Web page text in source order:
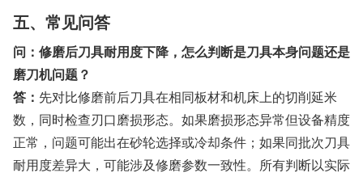
五、常见问答
问：修磨后刀具耐用度下降，怎么判断是刀具本身问题还是
磨刀机问题？
答： 先对比修磨前后刀具在相同板材和机床上的切削延米
数，同时检查刃口磨损形态。如果磨损形态异常但设备精度
正常，问题可能出在砂轮选择或冷却条件；如果同批次刀具
耐用度差异大，可能涉及修磨参数一致性。所有判断以实际